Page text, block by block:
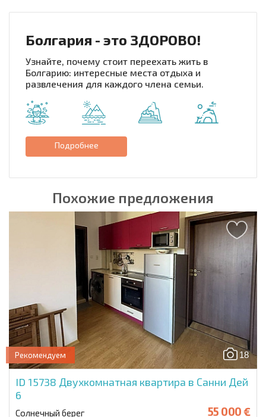
Болгария - это ЗДОРОВО!
Узнайте, почему стоит переехать жить в
Болгарию: интересные места отдыха и
развлечения для каждого члена семьи.
Подробнее
Похожие предложения
18
Рекомендуем
ID 15738 Двухкомнатная квартира в Санни Дей
6
Солнечный берег 55 000 €